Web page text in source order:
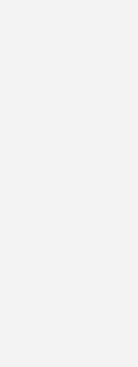
Stück
außen
Als Griff dient eine
Teil der
Stärke, die nach
einem
Wasser gefüllt
Waghäusel mit
in die kupferne
eine segnende